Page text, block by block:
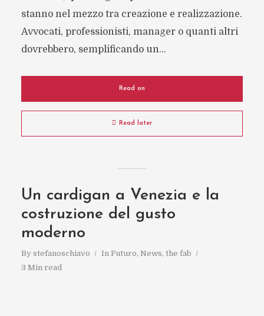
stanno nel mezzo tra creazione e realizzazione.
Avvocati, professionisti, manager o quanti altri
dovrebbero, semplificando un...
Read on
Read later
Un cardigan a Venezia e la
costruzione del gusto
moderno
By stefanoschiavo In Futuro, News, the fab
3 Min read